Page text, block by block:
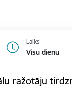
Laiks
Visu dienu
ražotāju